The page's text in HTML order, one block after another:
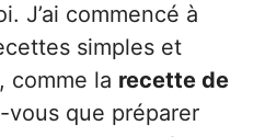
J’ai commencé à
simples et
comme la recette de
vous que préparer